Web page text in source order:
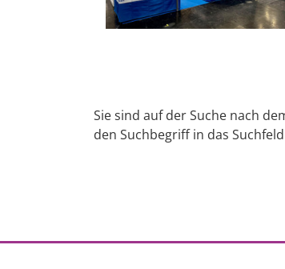
Sie sind auf der Suche nach
den Suchbegriff in das